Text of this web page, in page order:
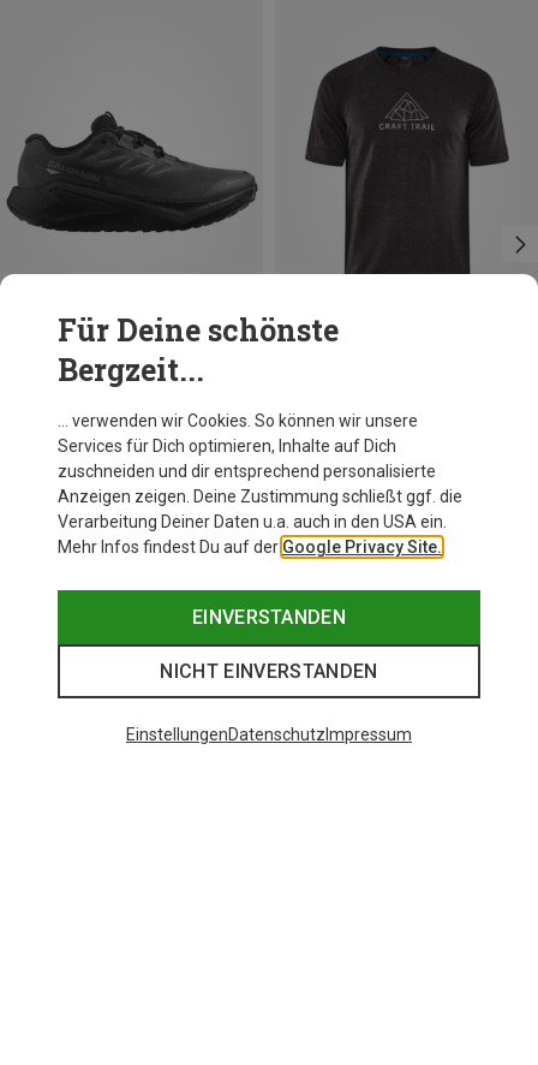
Du sparst 29%
Für Deine schönste
Bergzeit...
… verwenden wir Cookies. So können wir unsere
Services für Dich optimieren, Inhalte auf Dich
zuschneiden und dir entsprechend personalisierte
Anzeigen zeigen. Deine Zustimmung schließt ggf. die
Verarbeitung Deiner Daten u.a. auch in den USA ein.
Mehr Infos findest Du auf der Google Privacy Site.
EINVERSTANDEN
NICHT EINVERSTANDEN
EinstellungenDatenschutz Impressum